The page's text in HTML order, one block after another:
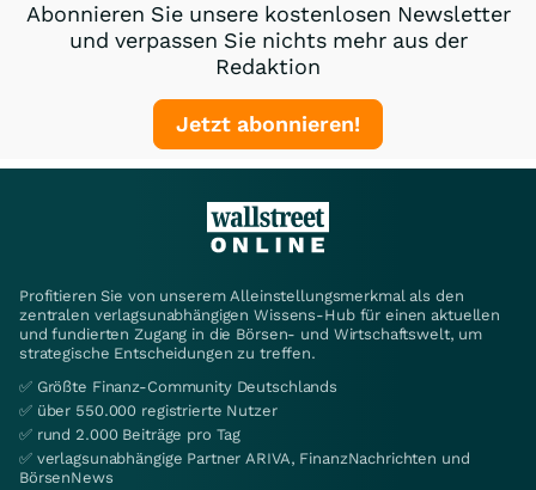
Abonnieren Sie unsere kostenlosen Newsletter
und verpassen Sie nichts mehr aus der
Redaktion
Jetzt abonnieren!
Profitieren Sie von unserem Alleinstellungsmerkmal als den
zentralen verlagsunabhängigen Wissens-Hub für einen aktuellen
und fundierten Zugang in die Börsen- und Wirtschaftswelt, um
strategische Entscheidungen zu treffen.
✅ Größte Finanz-Community Deutschlands
✅ über 550.000 registrierte Nutzer
✅ rund 2.000 Beiträge pro Tag
✅ verlagsunabhängige Partner ARIVA, FinanzNachrichten und
BörsenNews